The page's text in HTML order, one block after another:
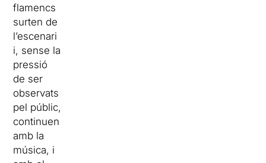
flamencs
surten de
l’escenari
i, sense la
pressió
de ser
observats
pel públic,
continuen
amb la
música, i